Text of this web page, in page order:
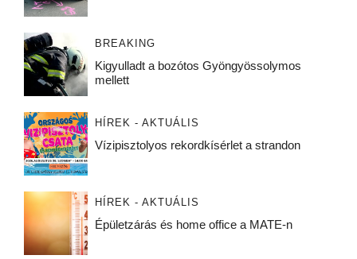
BREAKING
Kigyulladt a bozótos Gyöngyössolymos
mellett
HÍREK - AKTUÁLIS
Vízipisztolyos rekordkísérlet a strandon
HÍREK - AKTUÁLIS
Épületzárás és home office a MATE-n